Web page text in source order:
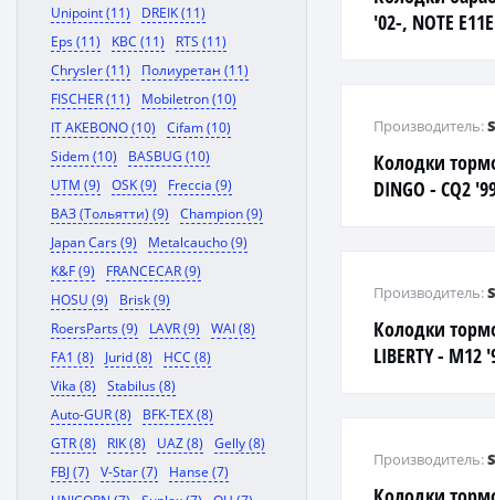
Unipoint (11)
DREIK (11)
Eps (11)
KBC (11)
RTS (11)
Chrysler (11)
Полиуретан (11)
FISCHER (11)
Mobiletron (10)
IT AKEBONO (10)
Cifam (10)
Sidem (10)
BASBUG (10)
UTM (9)
OSK (9)
Freccia (9)
ВАЗ (Тольятти) (9)
Champion (9)
Japan Cars (9)
Metalcaucho (9)
K&F (9)
FRANCECAR (9)
HOSU (9)
Brisk (9)
RoersParts (9)
LAVR (9)
WAI (8)
FA1 (8)
Jurid (8)
HCC (8)
Vika (8)
Stabilus (8)
Auto-GUR (8)
BFK-TEX (8)
GTR (8)
RIK (8) UAZ (8)
Gelly (8)
FBJ (7)
V-Star (7)
Hanse (7)
'02-, NOTE
Колодки
DINGO - CQ2
Производитель:
Колодки
LIBERTY - M12
Производитель:
Производитель: